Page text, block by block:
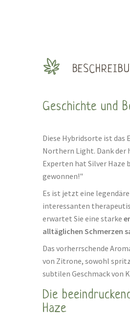
Geschichte und
Diese Hybridsorte ist das
Northern Light. Dank
Experten hat Silver Haze
gewonnen!"
Es ist jetzt eine
interessanten
erwartet Sie eine starke
alltäglichen Schmerzen
Das vorherrschende
von Zitrone, sowohl
subtilen Geschmack von
Die
Haze